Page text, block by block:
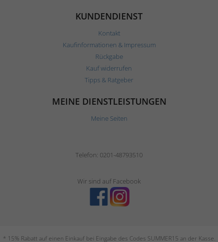
KUNDENDIENST
Kontakt
Kaufinformationen & Impressum
Rückgabe
Kauf widerrufen
Tipps & Ratgeber
MEINE DIENSTLEISTUNGEN
Meine Seiten
Telefon: 0201-48793510
Wir sind auf Facebook
* 15% Rabatt auf einen Einkauf bei Eingabe des Codes SUMMER15 an der Kasse.